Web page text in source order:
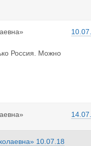
Россия. Можно
10.07.18